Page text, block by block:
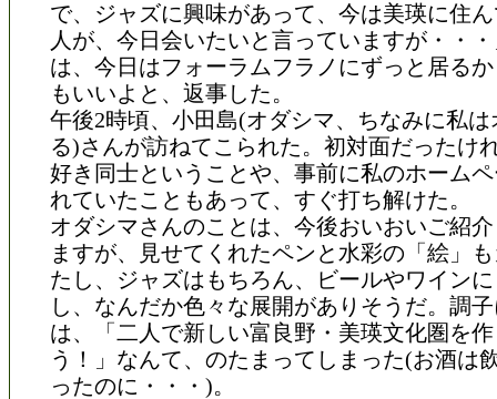
で、ジャズに興味があって、今は美瑛に住
人が、今日会いたいと言っていますが・・
は、今日はフォーラムフラノにずっと居る
もいいよと、返事した。
午後2時頃、小田島(オダシマ、ちなみに私
る)さんが訪ねてこられた。初対面だったけ
好き同士ということや、事前に私のホーム
れていたこともあって、すぐ打ち解けた。
オダシマさんのことは、今後おいおいご紹
ますが、見せてくれたペンと水彩の「絵」
たし、ジャズはもちろん、ビールやワイン
し、なんだか色々な展開がありそうだ。調
は、「二人で新しい富良野・美瑛文化圏を
う！」なんて、のたまってしまった(お酒は
ったのに・・・)。